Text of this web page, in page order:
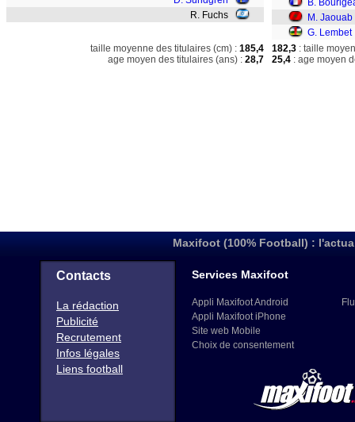
R. Fuchs
B.
M. Jaouab
G. Lembet
taille moyenne des titulaires (cm) : 185,4
age moyen des titulaires (ans) : 28,7
182,3 : taille
25,4 : age moyen
Maxifoot (100% Football) :
Contacts
La rédaction
Publicité
Recrutement
Infos légales
Liens football
Services Maxifoot
Appli Maxifoot Android
Appli Maxifoot iPhone
Site web Mobile
Choix de consentement